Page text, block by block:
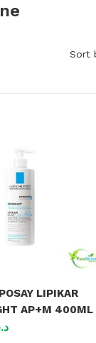
Sort
LIPIKAR
AP+M 400ML